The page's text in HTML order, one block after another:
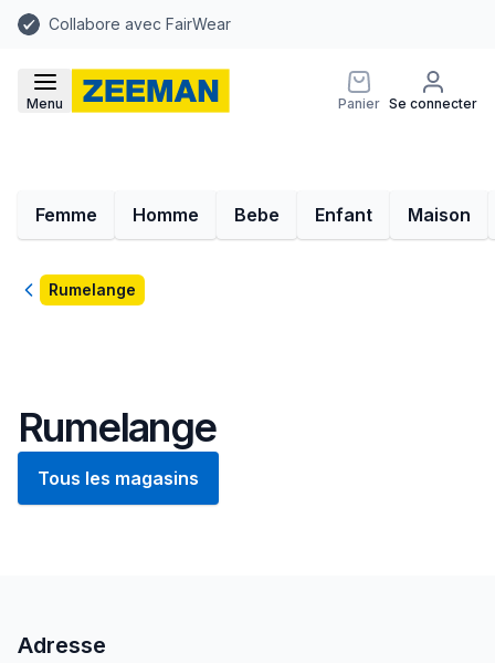
Collabore avec FairWear
Menu Panier Se connecter
Femme Homme Bebe Enfant Maison
RetourRumelange
Rumelange
Tous les magasins
Adresse